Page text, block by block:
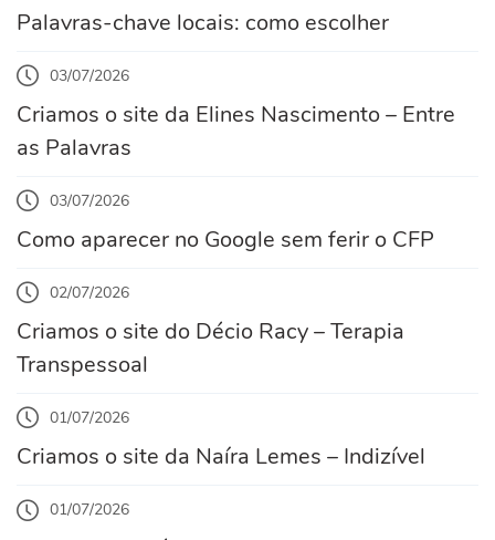
Palavras-chave locais: como escolher
03/07/2026
Criamos o site da Elines Nascimento – Entre
as Palavras
03/07/2026
Como aparecer no Google sem ferir o CFP
02/07/2026
Criamos o site do Décio Racy – Terapia
Transpessoal
01/07/2026
Criamos o site da Naíra Lemes – Indizível
01/07/2026